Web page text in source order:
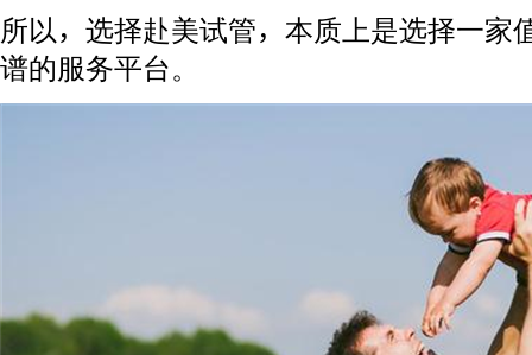
所以，选择赴美试管，本质上是选择一家
谱的服务平台。